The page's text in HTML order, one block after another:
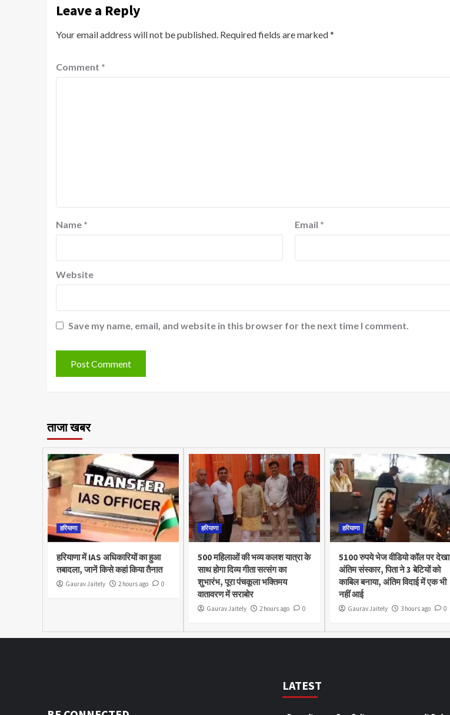
Leave a Reply
Your email address will not be published. Required fields are marked*
Comment *
Name * Email *
Website
Save my name, email, and website in this browser for the next time I comment.
ताजा खबर
हरियाणा
हरियाणा में IAS अधिकारियों का हुआ
तबादला, जानें किसे कहां किया तैनात
Gaurav Jaitely 2 hours ago 0
हरियाणा
500 महिलाओं की भव्य कलश यात्रा के
साथ होगा दिव्य गीता सत्संग का
शुभारंभ, पूरा पंचकूला भक्तिमय
वातावरण में सराबोर
Gaurav Jaitely 2 hours ago 0
हरियाणा
5100 रुपये भेज वीडियो कॉल पर देखा
अंतिम संस्कार, पिता ने 3 बेटियों को
काबिल बनाया, अंतिम विदाई में एक भी
नहीं आई
Gaurav Jaitely 3 hours ago 0
LATEST